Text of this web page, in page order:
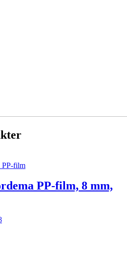
PP-film, 8 mm,